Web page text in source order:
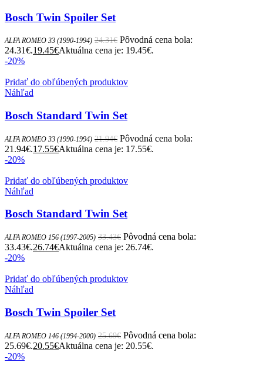
Bosch Twin Spoiler Set
ALFA ROMEO 33 (1990-1994) 24.31€ Pôvodná cena bola:
24.31€.19.45€Aktuálna cena je: 19.45€.
-20%
Pridať do obľúbených produktov
Náhľad
Bosch Standard Twin Set
ALFA ROMEO 33 (1990-1994) 21.94€ Pôvodná cena bola:
21.94€.17.55€Aktuálna cena je: 17.55€.
-20%
Pridať do obľúbených produktov
Náhľad
Bosch Standard Twin Set
ALFA ROMEO 156 (1997-2005) 33.43€ Pôvodná cena bola:
33.43€.26.74€Aktuálna cena je: 26.74€.
-20%
Pridať do obľúbených produktov
Náhľad
Bosch Twin Spoiler Set
ALFA ROMEO 146 (1994-2000) 25.69€ Pôvodná cena bola:
25.69€.20.55€Aktuálna cena je: 20.55€.
-20%